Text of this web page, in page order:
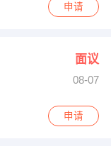
申请
面议
08-07
申请